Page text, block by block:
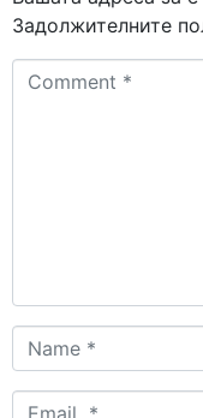
Задолжителните
Comment
Name
*
Email